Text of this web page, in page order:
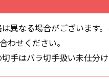
異なる場合がございます。
わせください。
手はバラ切手扱い未仕分け